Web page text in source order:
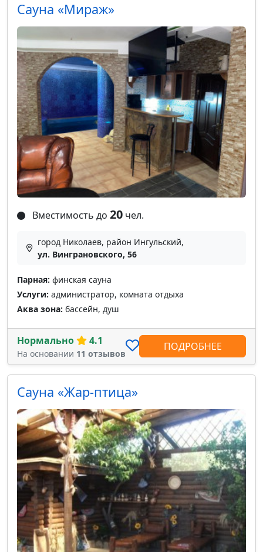
Сауна «Мираж»
Вместимость до 20 чел.
город Николаев, район Ингульский,
ул. Винграновского, 56
Парная: финская сауна
Услуги: администратор, комната отдыха
Аква зона: бассейн, душ
Нормально 4.1
На основании 11 отзывов
ПОДРОБНЕЕ
Сауна «Жар-птица»